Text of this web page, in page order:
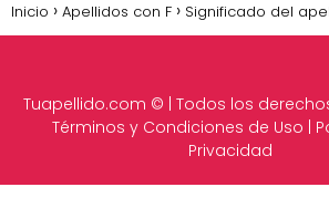
Inicio Apellidos con F Significado del
Tuapellido.com © | Todos los
Términos y Condiciones de Uso
Privacidad